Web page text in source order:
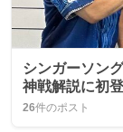
シンガーソン
神戦解説に初
26件のポスト